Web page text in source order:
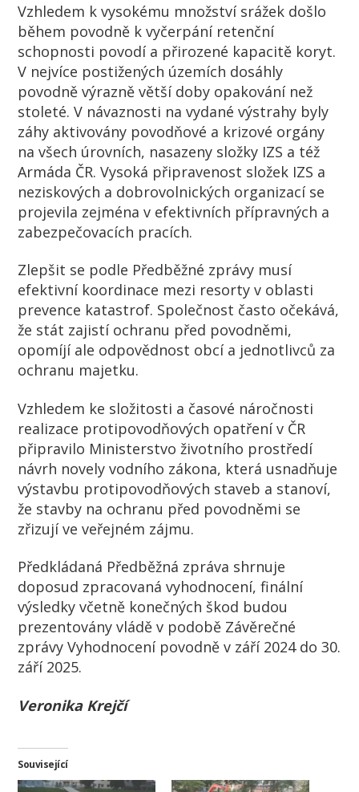
Vzhledem k vysokému množství srážek došlo
během povodně k vyčerpání retenční
schopnosti povodí a přirozené kapacitě koryt.
V nejvíce postižených územích dosáhly
povodně výrazně větší doby opakování než
stoleté. V návaznosti na vydané výstrahy byly
záhy aktivovány povodňové a krizové orgány
na všech úrovních, nasazeny složky IZS a též
Armáda ČR. Vysoká připravenost složek IZS a
neziskových a dobrovolnických organizací se
projevila zejména v efektivních přípravných a
zabezpečovacích pracích.
Zlepšit se podle Předběžné zprávy musí
efektivní koordinace mezi resorty v oblasti
prevence katastrof. Společnost často očekává,
že stát zajistí ochranu před povodněmi,
opomíjí ale odpovědnost obcí a jednotlivců za
ochranu majetku.
Vzhledem ke složitosti a časové náročnosti
realizace protipovodňových opatření v ČR
připravilo Ministerstvo životního prostředí
návrh novely vodního zákona, která usnadňuje
výstavbu protipovodňových staveb a stanoví,
že stavby na ochranu před povodněmi se
zřizují ve veřejném zájmu.
Předkládaná Předběžná zpráva shrnuje
doposud zpracovaná vyhodnocení, finální
výsledky včetně konečných škod budou
prezentovány vládě v podobě Závěrečné
zprávy Vyhodnocení povodně v září 2024 do 30.
září 2025.
Veronika Krejčí
Související